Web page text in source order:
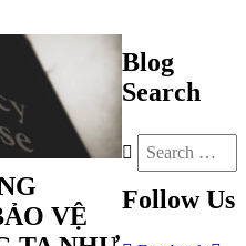
VỆ
Blog
Search
Follow Us